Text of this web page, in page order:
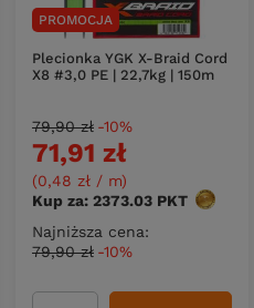
PROMOCJA
Plecionka YGK X-Braid Cord
X8 #3,0 PE | 22,7kg | 150m
71,91 zł
(0,48 zł / m)
Kup za: 2373.03 PKT
Najniższa cena:
79,90 zł -10%
79,90 zł -10%